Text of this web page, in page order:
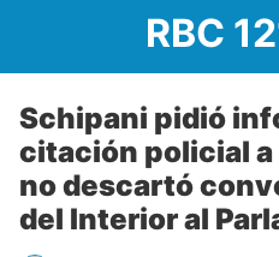
RBC
Schipani pidió
citación policial
no descartó
del Interior al